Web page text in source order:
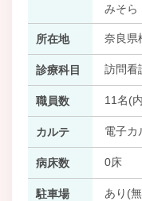
みそら
所在地 奈良県
診療科目 訪問看
職員数 11名(
カルテ 電子カ
病床数 0床
駐車場 あり(